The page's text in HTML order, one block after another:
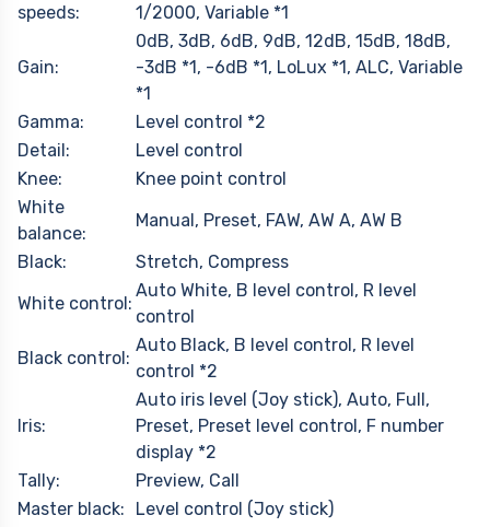
speeds:
1/2000, Variable *1
Gain:
0dB, 3dB, 6dB, 9dB, 12dB, 15dB, 18dB,
-3dB *1, -6dB *1, LoLux *1, ALC, Variable
*1
Gamma:
Level control *2
Detail:
Level control
Knee:
Knee point control
White
balance:
Manual, Preset, FAW, AW A, AW B
Black:
Stretch, Compress
White control:
Auto White, B level control, R level
control
Black control:
Auto Black, B level control, R level
control *2
Iris:
Auto iris level (Joy stick), Auto, Full,
Preset, Preset level control, F number
display *2
Tally:
Preview, Call
Master black:
Level control (Joy stick)